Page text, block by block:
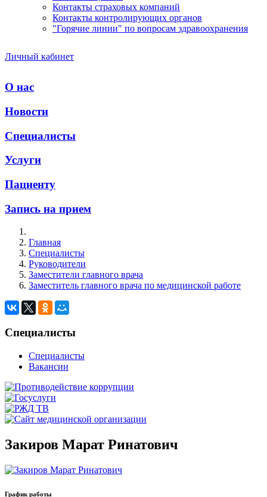
Контакты страховых компаний
Контакты контролирующих органов
"Горячие линии" по вопросам здравоохранения
Личный кабинет
О нас
Новости
Специалисты
Услуги
Пациенту
Запись на прием
Главная
Специалисты
Руководители
Заместители главного врача
Заместитель главного врача по медицинской работе
Специалисты
Специалисты
Вакансии
Закиров Марат Ринатович
График работы